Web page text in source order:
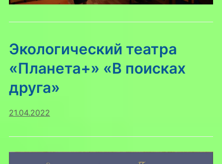
Экологический театра
«Планета+» «В поисках
друга»
21.04.2022